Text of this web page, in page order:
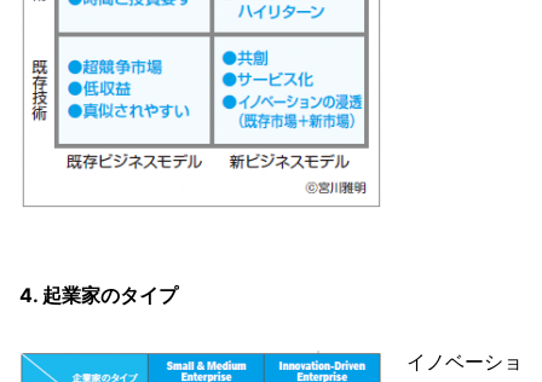
4. 起業家のタイプ
イノベーショ